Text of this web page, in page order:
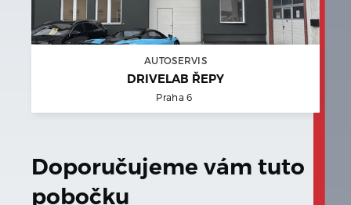
Doporučujeme vám tuto
pobočku
AUTOSERVIS
DRIVELAB ŘEPY
Praha 6